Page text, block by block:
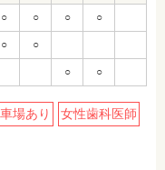
○ ○ ○ ○
○ ○
○ ○
場あり 女性歯科医師